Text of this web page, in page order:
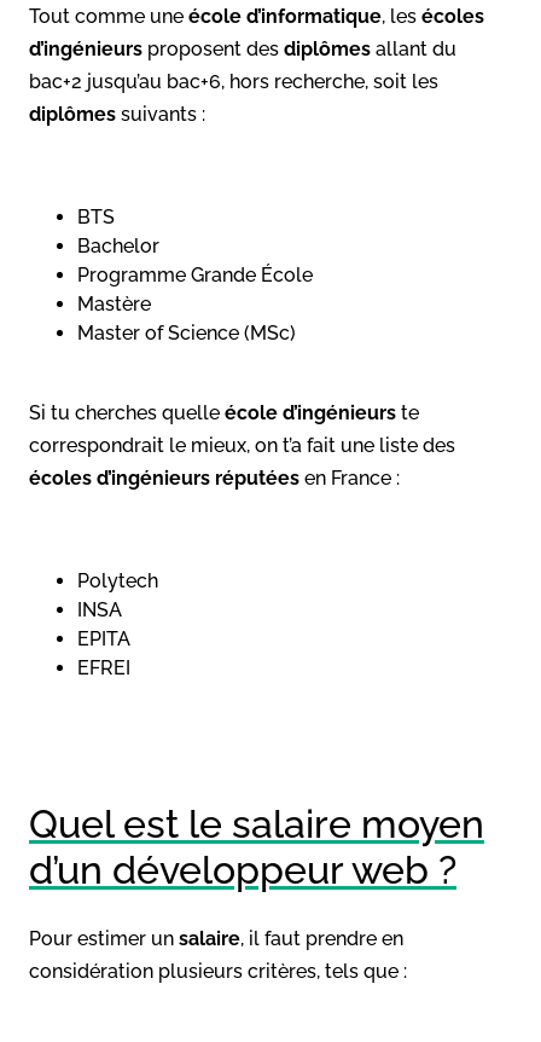
Tout comme une école d’informatique, les écoles
d’ingénieurs proposent des diplômes allant du
bac+2 jusqu’au bac+6, hors recherche, soit les
diplômes suivants :
BTS
Bachelor
Programme Grande École
Mastère
Master of Science (MSc)
Si tu cherches quelle école d’ingénieurs te
correspondrait le mieux, on t’a fait une liste des
écoles d’ingénieurs réputées en France :
Polytech
INSA
EPITA
EFREI
Quel est le salaire moyen
d’un développeur web ?
Pour estimer un salaire, il faut prendre en
considération plusieurs critères, tels que :